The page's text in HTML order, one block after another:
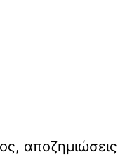
, αποζημιώσεις